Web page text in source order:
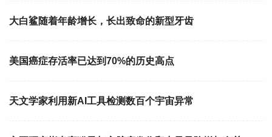
大白鲨随着年龄增长，长出致命的新型牙齿
美国癌症存活率已达到70%的历史高点
天文学家利用新AI工具检测数百个宇宙异常